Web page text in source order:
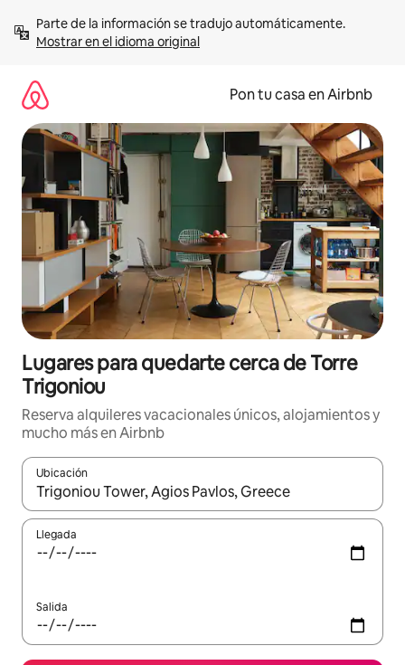
contenidoMostrar en el idioma original
Pon tu casa en Airbnb
Lugares para quedarte cerca de Torre
Trigoniou
Reserva alquileres vacacionales únicos, alojamientos y
mucho más en Airbnb
Ubicación
Cuando los resultados estén disponibles, navega con las
Llegada
Salida